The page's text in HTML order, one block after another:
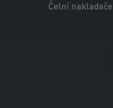
Čelní nakladače